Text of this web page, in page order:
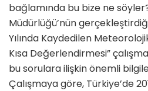
bağlamında bu bize ne
Müdürlüğü’nün
Yılında Kaydedilen
Kısa Değerlendirmesi”
bu sorulara ilişkin önemli
Çalışmaya göre, Türkiye’de